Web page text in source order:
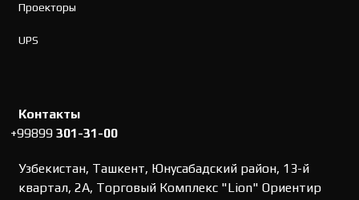
Проекторы
UPS
Контакты
+99899301-31-00
Узбекистан, Ташкент, Юнусабадский район, 13-й
квартал, 2А, Торговый Комплекс "Lion" Ориентир